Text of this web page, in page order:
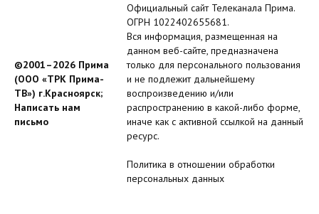
©2001–2026 Прима
(ООО «ТРК Прима-
ТВ») г.Красноярск;
Написать нам
письмо
Официальный сайт Телеканала Прима.
ОГРН 1022402655681.
Вся информация, размещенная на
данном веб-сайте, предназначена
только для персонального пользования
и не подлежит дальнейшему
воспроизведению и/или
распространению в какой-либо форме,
иначе как с активной ссылкой на данный
ресурс.
Политика в отношении обработки
персональных данных